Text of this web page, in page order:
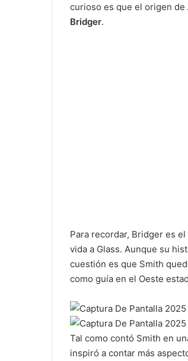
curioso es que el origen de
Bridger.
Para recordar, Bridger es
vida a Glass. Aunque su
cuestión es que Smith
como guía en el Oeste
Tal como contó Smith en
inspiró a contar más